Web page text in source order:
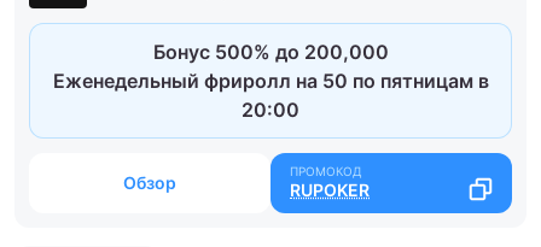
Бонус 500% до 200,000
Еженедельный фриролл на 50 по пятницам в
20:00
Обзор RUPOKER